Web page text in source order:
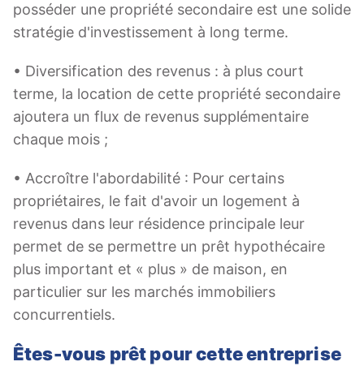
posséder une propriété secondaire est une solide
stratégie d'investissement à long terme.
• Diversification des revenus : à plus court
terme, la location de cette propriété secondaire
ajoutera un flux de revenus supplémentaire
chaque mois ;
• Accroître l'abordabilité : Pour certains
propriétaires, le fait d'avoir un logement à
revenus dans leur résidence principale leur
permet de se permettre un prêt hypothécaire
plus important et « plus » de maison, en
particulier sur les marchés immobiliers
concurrentiels.
Êtes-vous prêt pour cette entreprise